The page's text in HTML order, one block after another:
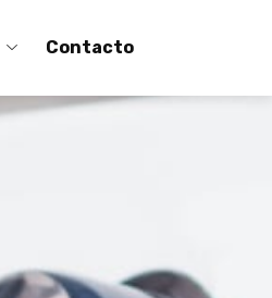
Contacto